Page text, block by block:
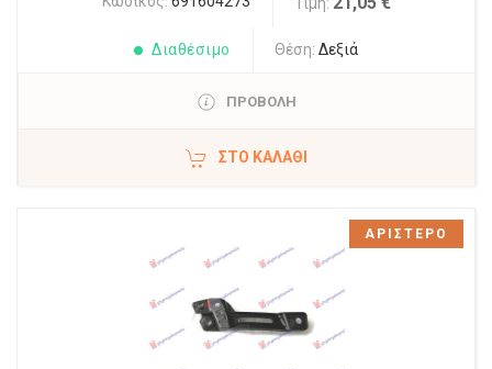
Διαθέσιμο Θέση: Δεξιά
ΠΡΟΒΟΛΗ
ΣΤΟ ΚΑΛΆΘΙ
ΑΡΙΣΤΕΡΟ